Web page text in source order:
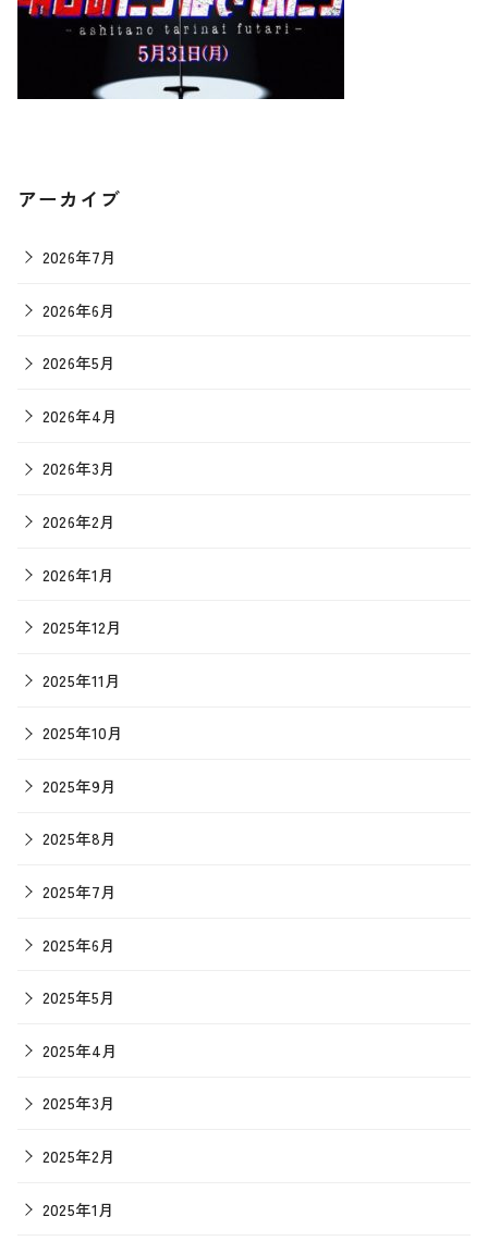
アーカイブ
2026年7月
2026年6月
2026年5月
2026年4月
2026年3月
2026年2月
2026年1月
2025年12月
2025年11月
2025年10月
2025年9月
2025年8月
2025年7月
2025年6月
2025年5月
2025年4月
2025年3月
2025年2月
2025年1月